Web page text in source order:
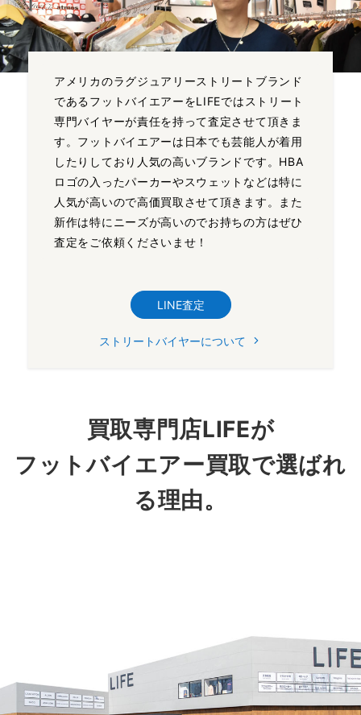
アメリカのラグジュアリーストリートブランド
であるフットバイエアーをLIFEではストリート
専門バイヤーが責任を持って査定させて頂きま
す。フットバイエアーは日本でも芸能人が着用
したりしており人気の高いブランドです。HBA
ロゴの入ったパーカーやスウェットなどは特に
人気が高いので高価買取させて頂きます。また
新作は特にニーズが高いのでお持ちの方はぜひ
査定をご依頼くださいませ！
LINE査定
ストリートバイヤーについて
買取専門店LIFEが
フットバイエアー買取で選ばれ
る理由。